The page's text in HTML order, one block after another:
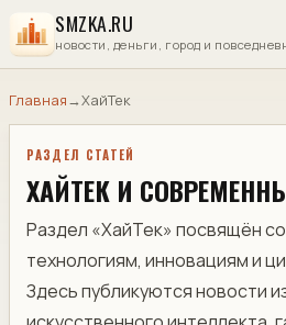
SMZKA.RU
новости, деньги, город и
Главная→ХайТек
РАЗДЕЛ СТАТЕЙ
ХАЙТЕК И
Раздел «ХайТек» посвящён
технологиям, инновациям и
Здесь публикуются новости